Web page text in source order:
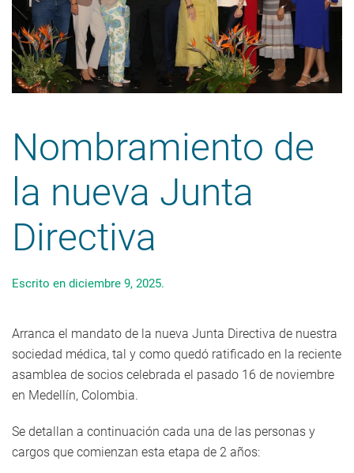
Nombramiento de
la nueva Junta
Directiva
Escrito en diciembre 9, 2025.
Arranca el mandato de la nueva Junta Directiva de nuestra
sociedad médica, tal y como quedó ratificado en la reciente
asamblea de socios celebrada el pasado 16 de noviembre
en Medellín, Colombia.
Se detallan a continuación cada una de las personas y
cargos que comienzan esta etapa de 2 años: